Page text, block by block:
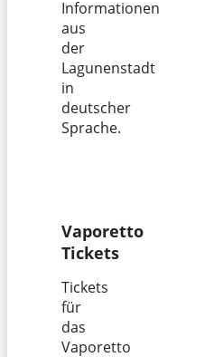
Informationen
aus
der
Lagunenstadt
in
deutscher
Sprache.
Vaporetto
Tickets
Tickets
für
das
Vaporetto